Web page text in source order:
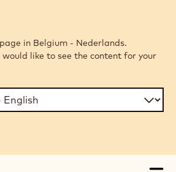
in Belgium - Nederlands.
like to see the content for your